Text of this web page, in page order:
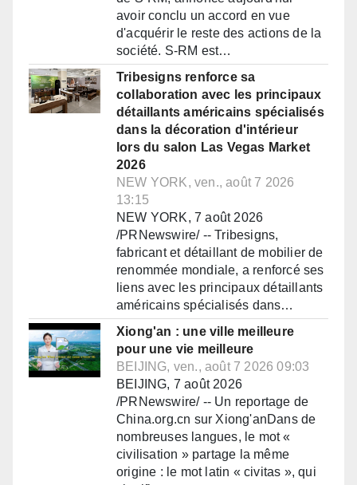
avoir conclu un accord en vue
d'acquérir le reste des actions de la
société. S-RM est…
Tribesigns renforce sa
collaboration avec les principaux
détaillants américains spécialisés
dans la décoration d'intérieur
lors du salon Las Vegas Market
2026
NEW YORK, ven., août 7 2026
13:15
NEW YORK, 7 août 2026
/PRNewswire/ -- Tribesigns,
fabricant et détaillant de mobilier de
renommée mondiale, a renforcé ses
liens avec les principaux détaillants
américains spécialisés dans…
Xiong'an : une ville meilleure
pour une vie meilleure
BEIJING, ven., août 7 2026 09:03
BEIJING, 7 août 2026
/PRNewswire/ -- Un reportage de
China.org.cn sur Xiong'anDans de
nombreuses langues, le mot «
civilisation » partage la même
origine : le mot latin « civitas », qui